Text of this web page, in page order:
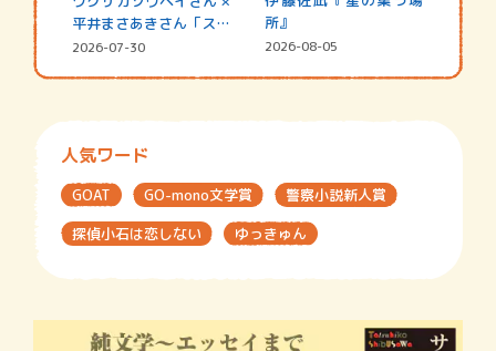
平井まさあきさん「スペ
シャ…
2026-07-30
所』
2026-08-05
人気ワード
GOAT GO-mono文学賞
警察小説新人賞
探偵小石は恋しない
ゆっきゅん